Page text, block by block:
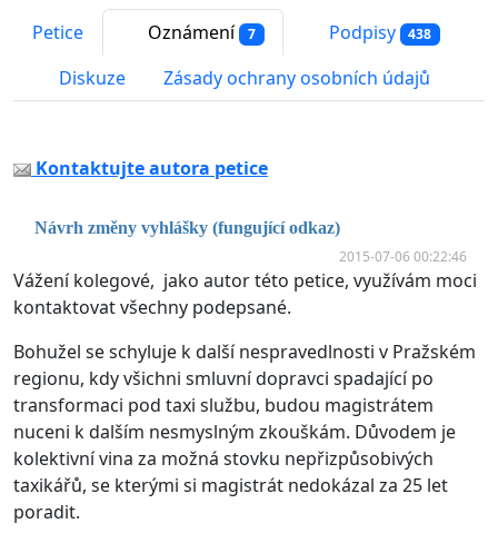
Petice Oznámení 7 Podpisy 438
Diskuze Zásady ochrany osobních údajů
Kontaktujte autora petice
Návrh změny vyhlášky (fungující odkaz)
2015-07-06 00:22:46
Vážení kolegové, jako autor této petice, využívám moci
kontaktovat všechny podepsané.
Bohužel se schyluje k další nespravedlnosti v Pražském
regionu, kdy všichni smluvní dopravci spadající po
transformaci pod taxi službu, budou magistrátem
nuceni k dalším nesmyslným zkouškám. Důvodem je
kolektivní vina za možná stovku nepřizpůsobivých
taxikářů, se kterými si magistrát nedokázal za 25 let
poradit.